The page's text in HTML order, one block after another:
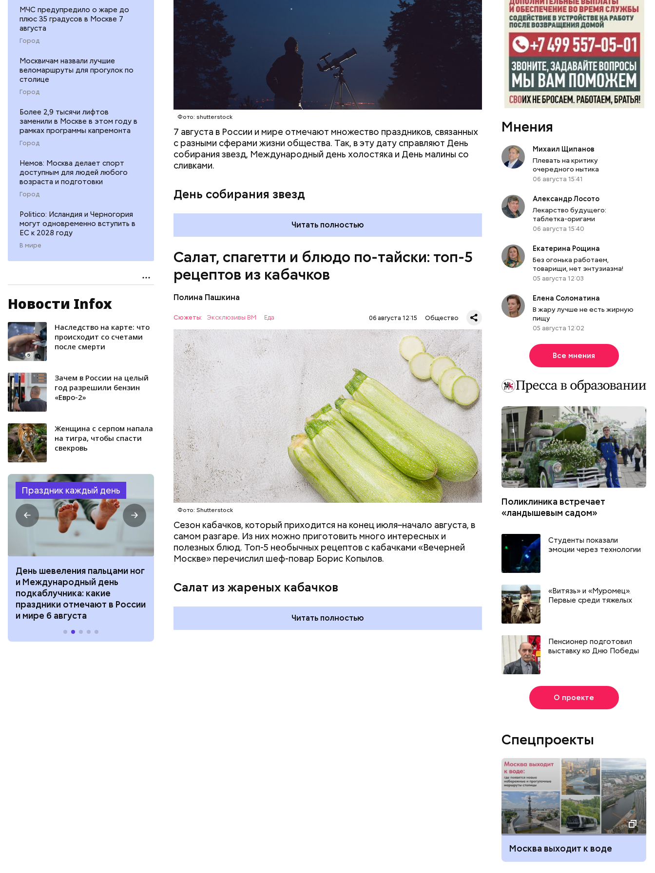
МЧС предупредило о жаре до
плюс 35 градусов в Москве 7
августа
Город
Москвичам назвали лучшие
веломаршруты для прогулок по
столице
Город
Более 2,9 тысячи лифтов
заменили в Москве в этом году в
рамках программы капремонта
Город
Немов: Москва делает спорт
доступным для людей любого
возраста и подготовки
Город
Politico: Исландия и Черногория
могут одновременно вступить в
ЕС к 2028 году
В мире
Новости Infox
Наследство на карте: что
происходит со счетами
после смерти
Зачем в России на целый
год разрешили бензин
«Евро-2»
Женщина с серпом напала
на тигра, чтобы спасти
свекровь
Праздник каждый день
День шевеления пальцами ног
и Международный день
подкаблучника: какие
праздники отмечают в России
и мире 6 августа
горизонта и День пьяного
курсанта: какие праздники
отмечают в России и мире 5
праздники отмечают в России
и мире 4 августа
День арбуза и День поцелуев
с зеркалом: какие праздники
отмечают в России и мире 3
августа
холостяка:
отмечают в
Фото: shutterstock
7 августа в России и мире отмечают множество праздников, связанных
с разными сферами жизни общества. Так, в эту дату справляют День
собирания звезд, Международный день холостяка и День малины со
сливками.
День собирания звезд
Читать полностью
Салат, спагетти и блюдо по-тайски: топ-5
рецептов из кабачков
Полина Пашкина
Сюжеты: Эксклюзивы ВМ Еда 06 августа 12:15 Общество
Фото: Shutterstock
Сезон кабачков, который приходится на конец июля–начало августа, в
самом разгаре. Из них можно приготовить много интересных и
полезных блюд. Топ-5 необычных рецептов с кабачками «Вечерней
Москве» перечислил шеф-повар Борис Копылов.
Салат из жареных кабачков
Ингредиенты:
кабачок;
петрушка;
чеснок;
оливковое масло;
соль.
Читать полностью
ЕДА ОВОЩИ РЕЦЕПТЫ
Мнения
Михаил Щипанов
Плевать на критику
очередного нытика
06 августа 15:41
Александр Лосото
Лекарство будущего:
таблетка-оригами
06 августа 15:40
Екатерина Рощина
Без огонька работаем,
товарищи, нет энтузиазма!
05 августа 12:03
Елена Соломатина
В жару лучше не есть жирную
пищу
05 августа 12:02
Все мнения
Поликлиника встречает
«ландышевым садом»
Студенты показали
эмоции через технологии
«Витязь» и «Муромец».
Первые среди тяжелых
Пенсионер подготовил
выставку ко Дню Победы
О проекте
Спецпроекты
Москва выходит к воде